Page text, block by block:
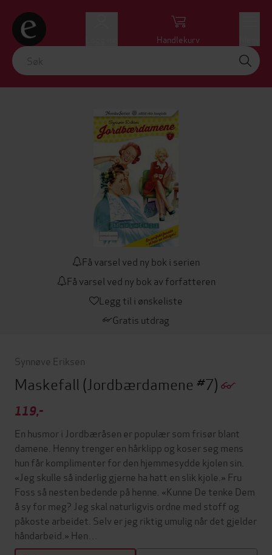
Handlekurv
Få varsel ved ny bok i serien
Få varsel ved ny bok av forfatteren
Legg til i ønskeliste
Gratis utdrag
Synnøve Eriksen
Maskefall (Jordbærdamene #7)
119,-
En husmor i Jordbæråsen er populær som frisør blant
damene. Henny trenger en hårklipp og koser seg mens
hun får komplimenter for den hjemmesydde kjolen sin.
«Jeg skulle så inderlig gjerne ha hatt en slik kjole.» Fru
Foss så nesten bedende på henne. «Kunne De tenke Dem
å sy for meg? Jeg skal naturligvis ordne med stoff og
påkoste arbeidet. Selv er jeg riktig umulig når det gjelder
håndarbeid.» Hen…